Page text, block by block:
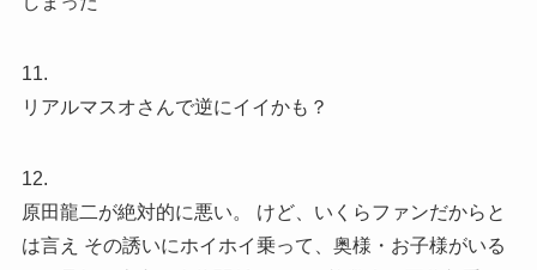
11.
リアルマスオさんで逆にイイかも？
12.
原田龍二が絶対的に悪い。 けど、いくらファンだからと
は言え その誘いにホイホイ乗って、奥様・お子様がいる